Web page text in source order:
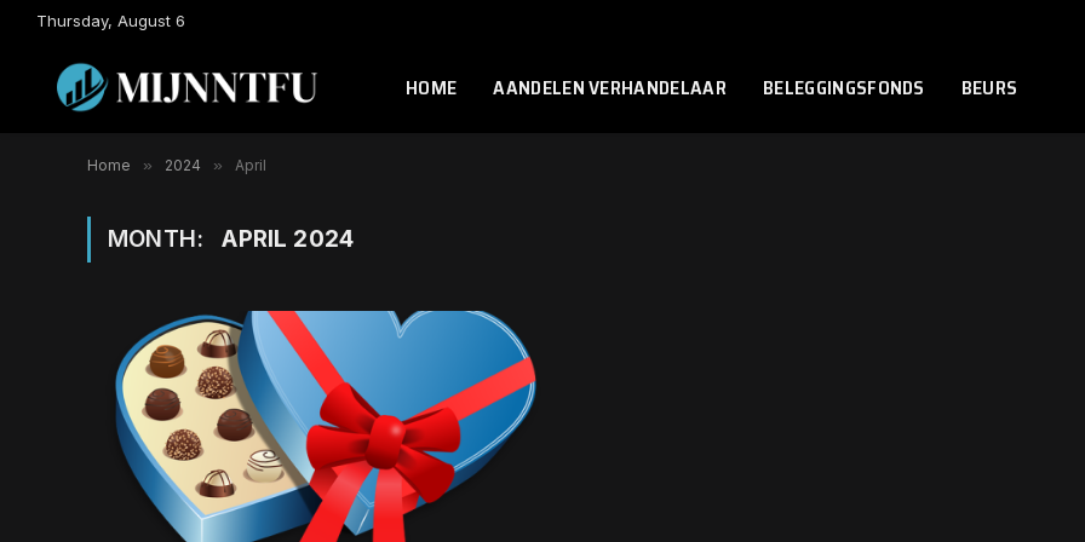
Thursday, August 6
HOME AANDELEN VERHANDELAAR BELEGGINGSFONDS BEURS
Home » 2024 » April
MONTH: APRIL 2024